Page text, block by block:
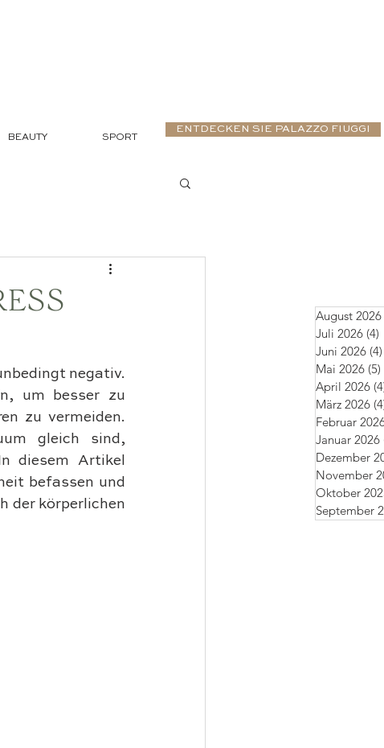
BEAUTY SPORT
ENTDECKEN SIE PALAZZO FIUGGI
negativ.
um besser zu
zu vermeiden.
gleich sind,
diesem Artikel
befassen und
der körperlichen
August 2026
Juli 2026 (4)
Juni 2026 (4)
Mai 2026 (5)
April 2026
März 2026
Februar
Januar 2026
Dezember
November
Oktober
September